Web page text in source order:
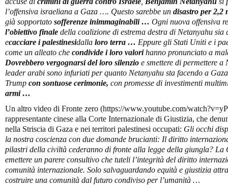
l’offensiva israeliana a Gaza …. Questo sarebbe un disastro per 2,2
già sopportato sofferenze inimmaginabili… Ogni nuova offensiva
l’obiettivo finale della coalizione di estrema destra di Netanyahu
ecacciare i palestinesidalla loro terra … Eppure gli Stati Uniti e i
come un alleato che condivide i loro valorihanno pronunciato a
Dovrebbero vergognarsi del loro silenzio e smettere di permettere
leader arabi sono infuriati per quanto Netanyahu sta facendo a
Trump con sontuose cerimonie, con promesse di investimenti
armi…
Un altro video di Fronte zero (https://www.youtube.com/
rappresentante cinese alla Corte Internazionale di Giustizia, che
nella Striscia di Gaza e nei territori palestinesi occupati: Gli occhi
la nostra coscienza con due domande brucianti: Il diritto
pilastri della civiltà cederanno di fronte alla legge della giungla? La
emettere un parere consultivo che tuteli l’integrità del diritto
comunità internazionale. Solo salvaguardando equità e giustizia
costruire una comunità dal futuro condiviso per l’umanità …